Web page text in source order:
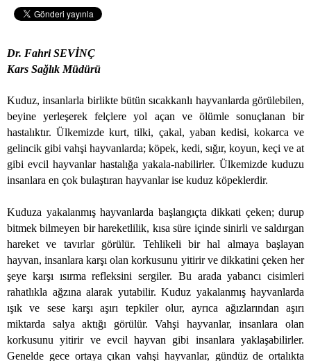
Dr. Fahri SEVİNÇ
Kars Sağlık Müdürü
Kuduz, insanlarla birlikte bütün sıcakkanlı hayvanlarda görülebilen,
beyine yerleşerek felçlere yol açan ve ölümle sonuçlanan bir
hastalıktır. Ülkemizde kurt, tilki, çakal, yaban kedisi, kokarca ve
gelincik gibi vahşi hayvanlarda; köpek, kedi, sığır, koyun, keçi ve at
gibi evcil hayvanlar hastalığa yakala-nabilirler. Ülkemizde kuduzu
insanlara en çok bulaştıran hayvanlar ise kuduz köpeklerdir.
Kuduza yakalanmış hayvanlarda başlangıçta dikkati çeken; durup
bitmek bilmeyen bir hareketlilik, kısa süre içinde sinirli ve saldırgan
hareket ve tavırlar görülür. Tehlikeli bir hal almaya başlayan
hayvan, insanlara karşı olan korkusunu yitirir ve dikkatini çeken her
şeye karşı ısırma refleksini sergiler. Bu arada yabancı cisimleri
rahatlıkla ağzına alarak yutabilir. Kuduz yakalanmış hayvanlarda
ışık ve sese karşı aşırı tepkiler olur, ayrıca ağızlarından aşırı
miktarda salya aktığı görülür. Vahşi hayvanlar, insanlara olan
korkusunu yitirir ve evcil hayvan gibi insanlara yaklaşabilirler.
Genelde gece ortaya çıkan vahşi hayvanlar, gündüz de ortalıkta